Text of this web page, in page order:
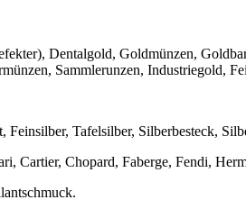
Dentalgold, Goldmünzen,
Sammlerunzen, Industriegold,
Tafelsilber, Silberbesteck,
Cartier, Chopard, Faberge, Fendi,